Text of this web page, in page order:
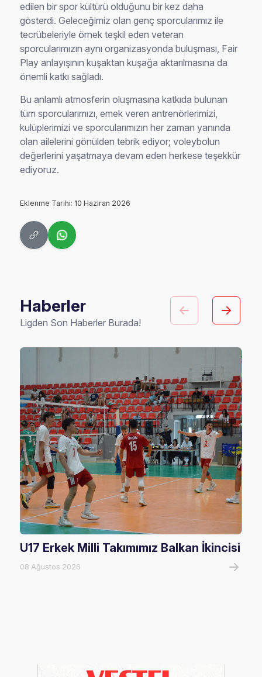
edilen bir spor kültürü olduğunu bir kez daha
gösterdi. Geleceğimiz olan genç sporcularımız ile
tecrübeleriyle örnek teşkil eden veteran
sporcularımızın aynı organizasyonda buluşması, Fair
Play anlayışının kuşaktan kuşağa aktarılmasına da
önemli katkı sağladı.
Bu anlamlı atmosferin oluşmasına katkıda bulunan
tüm sporcularımızı, emek veren antrenörlerimizi,
kulüplerimizi ve sporcularımızın her zaman yanında
olan ailelerini gönülden tebrik ediyor; voleybolun
değerlerini yaşatmaya devam eden herkese teşekkür
ediyoruz.
Eklenme Tarihi: 10 Haziran 2026
Haberler
Ligden Son Haberler Burada!
U17 Erkek Milli Takımımız Balkan İkincisi
08 Ağustos 2026